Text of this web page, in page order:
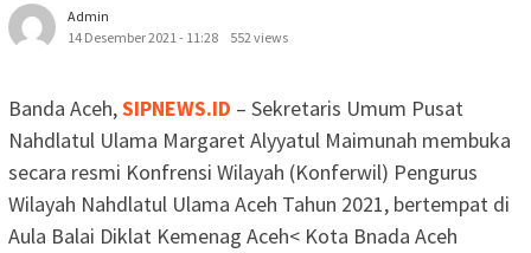
Admin
14 Desember 2021 - 11:28
552 views
Banda Aceh,SIPNEWS.ID – Sekretaris Umum Pusat
Nahdlatul Ulama Margaret Alyyatul Maimunah membuka
secara resmi Konfrensi Wilayah (Konferwil) Pengurus
Wilayah Nahdlatul Ulama Aceh Tahun 2021, bertempat di
Aula Balai Diklat Kemenag Aceh< Kota Bnada Aceh